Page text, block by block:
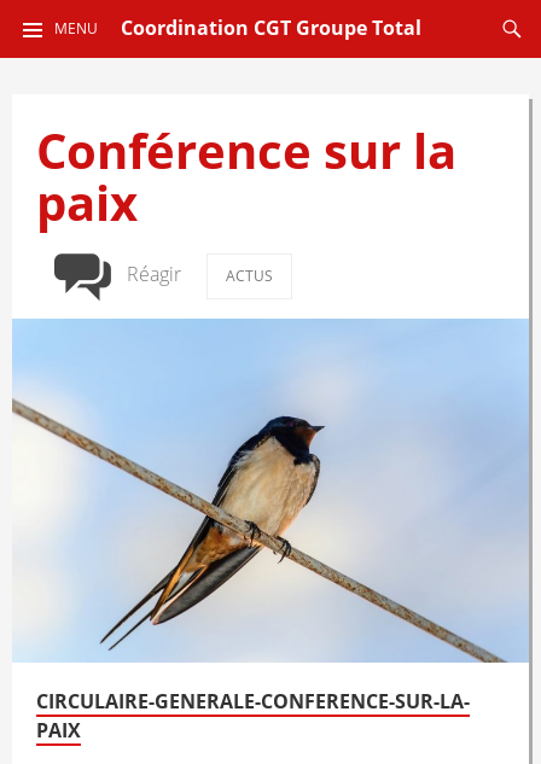
Coordination CGT Groupe Total
MENU
AU
Conférence sur la
paix
Réagir ACTUS
CIRCULAIRE-GENERALE-CONFERENCE-SUR-LA-
PAIX